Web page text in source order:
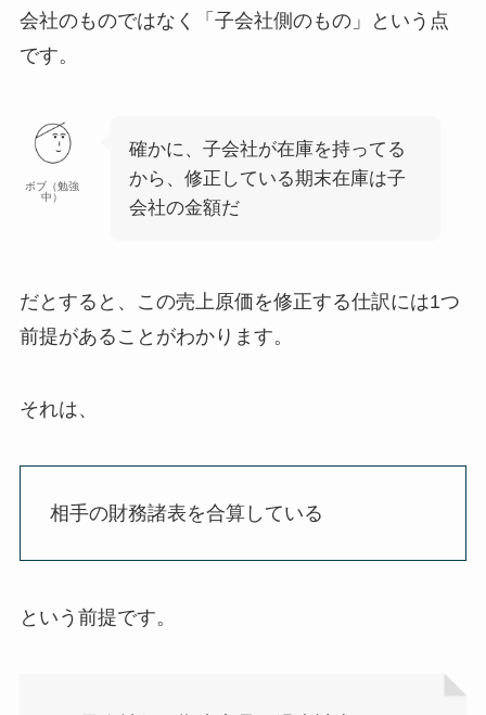
会社のものではなく
「子会社側のもの」
という点
です。
ボブ（勉強
中）
確かに、子会社が在庫を持ってる
から、修正している期末在庫は子
会社の金額だ
だとすると、この売上原価を修正する仕訳には1つ
前提があることがわかります。
それは、
相手の財務諸表を合算している
という前提です。